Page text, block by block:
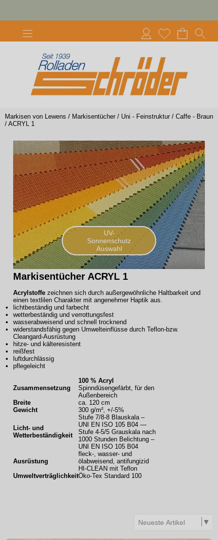
Markisen von Lewens / Markisentücher / Uni - Feinstruktur / Caffe - Braun
/ ACRYL 1
UV-
Sonnenschutz
Auswahl
Markisentücher ACRYL 1
Acrylstoffe zeichnen sich durch außergewöhnliche Haltbarkeit und
einen textlilen Charakter mit angenehmer Haptik aus.
lichtbeständig und farbecht
wetterbeständig und verrottungsfest
wasserabweisend und schnell trocknend
widerstandsfähig gegen Umwelteinflüsse durch Teflon-bzw.
Cleangard-Ausrüstung
hitze- und kälteresistent
reißfest
luftdurchlässig
pflegeleicht
Zusammensetzung
100 % Acryl
Spinndüsengefärbt, für den
Außenbereich
Breite
ca. 120 cm
Gewicht
300 g/m², +/-5%
Licht- und
Wetterbeständigkeit
Stufe 7/8-8 Blauskala –
UNI EN ISO 105 B04 —
Stufe 4-5/5 Grauskala nach
1000 Stunden Belichtung –
UNI EN ISO 105 B04
Ausrüstung
fleck-, wasser- und
ölabweisend, antifungizid
HI-CLEAN mit Teflon
UmweltverträglichkeitÖko-Tex Standard 100